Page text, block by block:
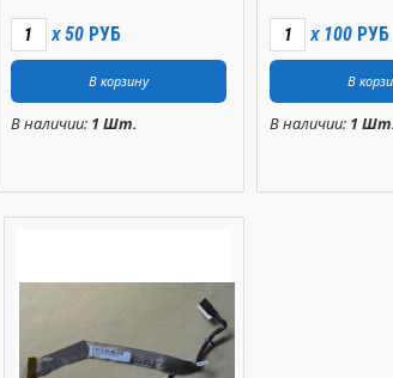
X 50 РУБ
В наличии: 1 Шт.
X 100 РУБ
В наличии: 1